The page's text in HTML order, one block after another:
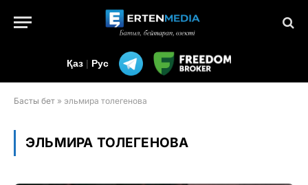
Қаз | Рус
Басты бет » эльмира толегенова
ЭЛЬМИРА ТОЛЕГЕНОВА